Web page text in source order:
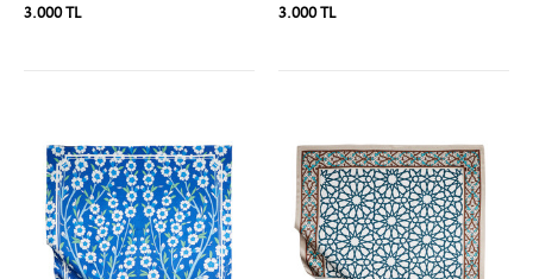
3.000 TL 3.000 TL